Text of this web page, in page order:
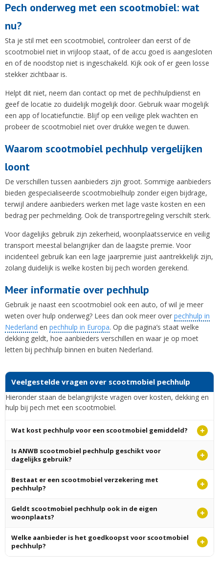
Pech onderweg met een scootmobiel: wat
nu?
Sta je stil met een scootmobiel, controleer dan eerst of de
scootmobiel niet in vrijloop staat, of de accu goed is aangesloten
en of de noodstop niet is ingeschakeld. Kijk ook of er geen losse
stekker zichtbaar is.
Helpt dit niet, neem dan contact op met de pechhulpdienst en
geef de locatie zo duidelijk mogelijk door. Gebruik waar mogelijk
een app of locatiefunctie. Blijf op een veilige plek wachten en
probeer de scootmobiel niet over drukke wegen te duwen.
Waarom scootmobiel pechhulp vergelijken
loont
De verschillen tussen aanbieders zijn groot. Sommige aanbieders
bieden gespecialiseerde scootmobielhulp zonder eigen bijdrage,
terwijl andere aanbieders werken met lage vaste kosten en een
bedrag per pechmelding. Ook de transportregeling verschilt sterk.
Voor dagelijks gebruik zijn zekerheid, woonplaatsservice en veilig
transport meestal belangrijker dan de laagste premie. Voor
incidenteel gebruik kan een lage jaarpremie juist aantrekkelijk zijn,
zolang duidelijk is welke kosten bij pech worden gerekend.
Meer informatie over pechhulp
Gebruik je naast een scootmobiel ook een auto, of wil je meer
weten over hulp onderweg? Lees dan ook meer over pechhulp in
Nederland en pechhulp in Europa. Op die pagina’s staat welke
dekking geldt, hoe aanbieders verschillen en waar je op moet
letten bij pechhulp binnen en buiten Nederland.
Veelgestelde vragen over scootmobiel pechhulp
Hieronder staan de belangrijkste vragen over kosten, dekking en
hulp bij pech met een scootmobiel.
Wat kost pechhulp voor een scootmobiel gemiddeld?
Is ANWB scootmobiel pechhulp geschikt voor
dagelijks gebruik?
Bestaat er een scootmobiel verzekering met
pechhulp?
Geldt scootmobiel pechhulp ook in de eigen
woonplaats?
Welke aanbieder is het goedkoopst voor scootmobiel
pechhulp?